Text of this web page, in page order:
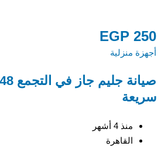
EGP 250
أجهزة منزلية
سريعة
منذ 4 أشهر
القاهرة